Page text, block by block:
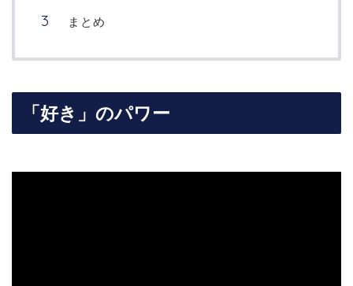
まとめ
「好き」のパワー